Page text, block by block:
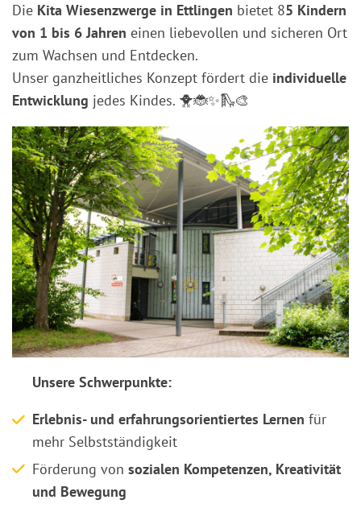
Die Kita Wiesenzwerge in Ettlingen bietet 85 Kindern
von 1 bis 6 Jahren einen liebevollen und sicheren Ort
zum Wachsen und Entdecken.
Unser ganzheitliches Konzept fördert die individuelle
Entwicklung jedes Kindes. 🐥🐞✨🛝🎨
Unsere Schwerpunkte:
Erlebnis- und erfahrungsorientiertes Lernen für
mehr Selbstständigkeit
Förderung von sozialen Kompetenzen, Kreativität
und Bewegung